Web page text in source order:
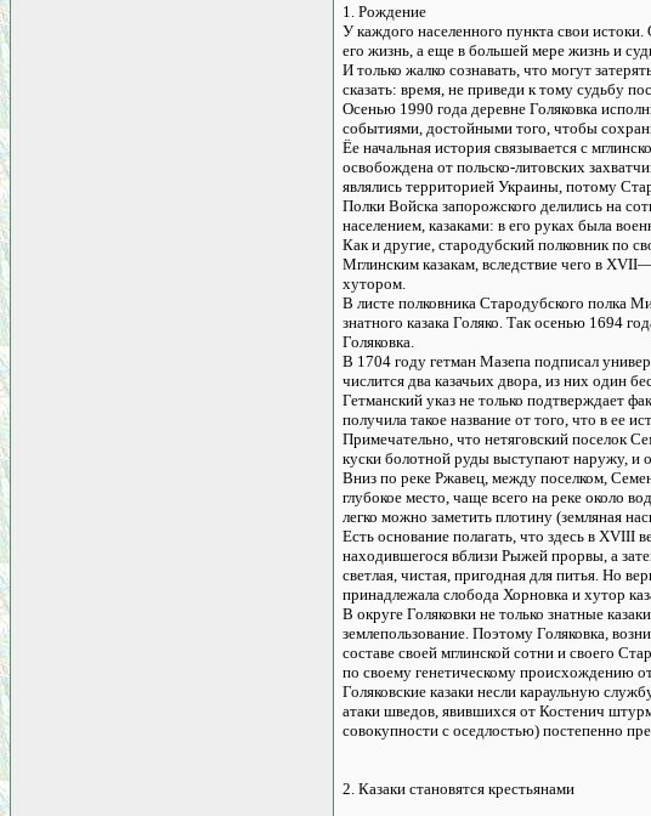
1. Рождение
У каждого населенного пункта свои
его жизнь, а еще в большей мере жизнь и
И только жалко сознавать, что могут
сказать: время, не приведи к тому судьбу
Осенью 1990 года деревне Голяковка
событиями, достойными того, чтобы
Ёе начальная история связывается с
освобождена от польско-литовских
являлись территорией Украины, потому
Полки Войска запорожского делились на
населением, казаками: в его руках была
Как и другие, стародубский полковник по
Мглинским казакам, вследствие чего в
хутором.
В листе полковника Стародубского полка
знатного казака Голяко. Так осенью 1694
Голяковка.
В 1704 году гетман Мазепа подписал
числится два казачьих двора, из них один
Гетманский указ не только подтверждает
получила такое название от того, что в ее
Примечательно, что нетяговский поселок
куски болотной руды выступают наружу, и
Вниз по реке Ржавец, между поселком,
глубокое место, чаще всего на реке около
легко можно заметить плотину (земляная
Есть основание полагать, что здесь в ХVIII
находившегося вблизи Рыжей прорвы, а
светлая, чистая, пригодная для питья. Но
принадлежала слобода Хорновка и хутор
В округе Голяковки не только знатные
землепользование. Поэтому Голяковка,
составе своей мглинской сотни и своего
по своему генетическому происхождению
Голяковские казаки несли караульную
атаки шведов, явившихся от Костенич
совокупности с оседлостью) постепенно
2. Казаки становятся крестьянами